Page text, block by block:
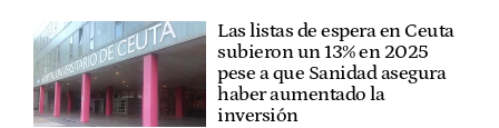
Las listas de espera en Ceuta
subieron un 13% en 2025
pese a que Sanidad asegura
haber aumentado la
inversión